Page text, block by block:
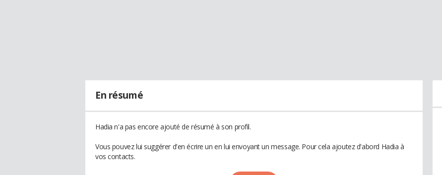
En résumé
Hadia n'a pas encore ajouté de résumé à son profil.
Vous pouvez lui suggérer d'en écrire un en lui envoyant un message. Pour cela ajoutez d'abord Hadia à
vos contacts.